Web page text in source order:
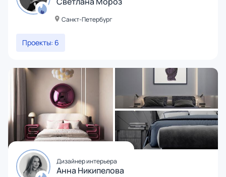
Санкт-Петербург
Проекты: 6
Дизайнер интерьера
Анна Никипелова